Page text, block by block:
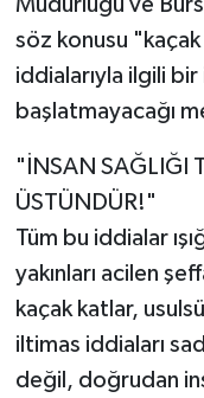
Müdürlüğü ve
söz konusu
iddialarıyla ilgili
başlatmayacağı
"İNSAN SAĞLIĞI
ÜSTÜNDÜR!"
Tüm bu iddialar
yakınları acilen
kaçak katlar,
iltimas iddiaları
değil, doğrudan